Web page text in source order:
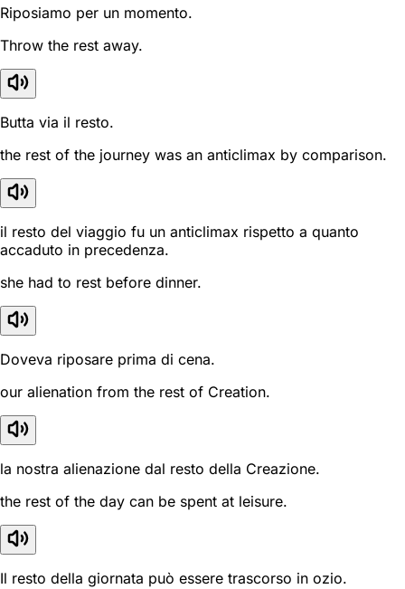
Riposiamo per un momento.
Throw the rest away.
Butta via il resto.
the rest of the journey was an anticlimax by comparison.
il resto del viaggio fu un anticlimax rispetto a quanto
accaduto in precedenza.
she had to rest before dinner.
Doveva riposare prima di cena.
our alienation from the rest of Creation.
la nostra alienazione dal resto della Creazione.
the rest of the day can be spent at leisure.
Il resto della giornata può essere trascorso in ozio.